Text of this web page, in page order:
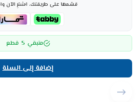
قسّمها على طريقتك، اشترِ الآن
متبقي 5 قطع
إضافة إلى السلة